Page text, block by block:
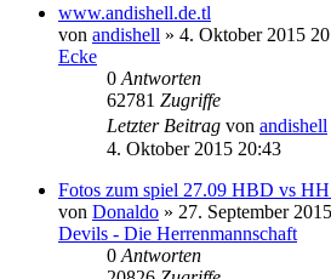
www.andishell.de.tl
von andishell » 4. Oktober 2015
Ecke
0 Antworten
62781 Zugriffe
Letzter Beitrag von andishell
4. Oktober 2015 20:43
Fotos zum spiel 27.09 HBD vs
von Donaldo » 27. September
Devils - Die Herrenmannschaft
0 Antworten